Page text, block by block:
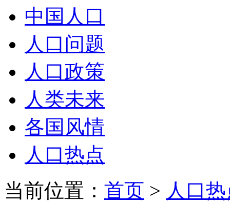
中国人口
人口问题
人口政策
人类未来
各国风情
人口热点
当前位置： 首页 > 人口